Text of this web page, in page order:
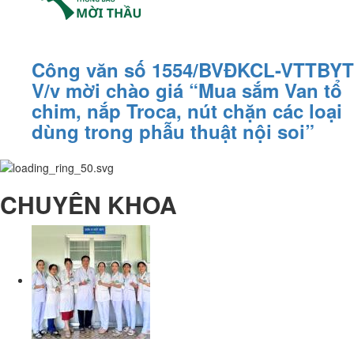
Công văn số 1554/BVĐKCL-VTTBYT
V/v mời chào giá “Mua sắm Van tổ
chim, nắp Troca, nút chặn các loại
dùng trong phẫu thuật nội soi”
CHUYÊN KHOA